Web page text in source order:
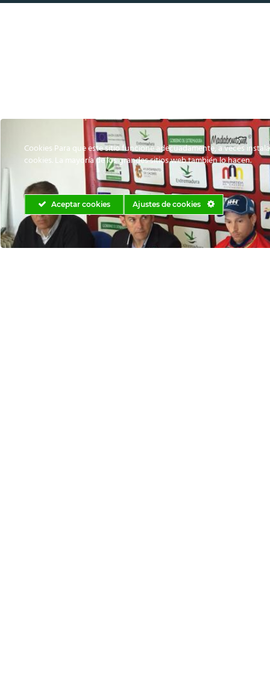
Cookies Para que este sitio funcione adecuadamente, a veces
cookies. La mayoría de los grandes sitios web también lo hacen.
Aceptar cookies Ajustes de cookies